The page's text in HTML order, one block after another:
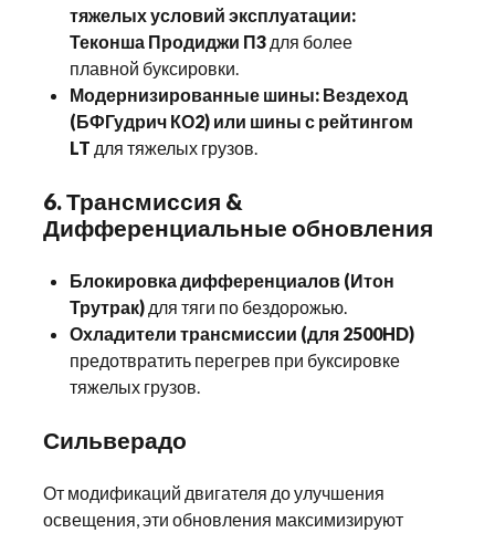
тяжелых условий эксплуатации:
Теконша Продиджи П3 для более
плавной буксировки.
Модернизированные шины: Вездеход
(БФГудрич КО2) или шины с рейтингом
LT для тяжелых грузов.
6. Трансмиссия &
Дифференциальные обновления
Блокировка дифференциалов (Итон
Трутрак) для тяги по бездорожью.
Охладители трансмиссии (для 2500HD)
предотвратить перегрев при буксировке
тяжелых грузов.
Сильверадо
От модификаций двигателя до улучшения
освещения, эти обновления максимизируют